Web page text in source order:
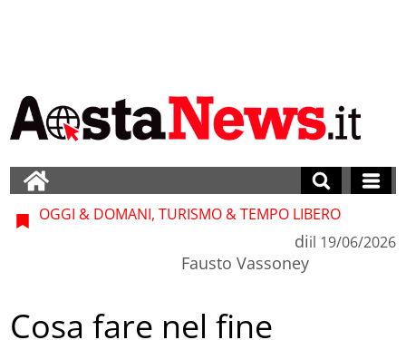
OGGI & DOMANI, TURISMO & TEMPO LIBERO
di
Fausto Vassoney
il 19/06/2026
Cosa fare nel fine